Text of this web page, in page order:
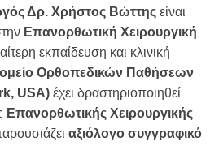
Δρ. Χρήστος Βώττης είναι
Επανορθωτική Χειρουργική
εκπαίδευση και κλινική
Ορθοπεδικών Παθήσεων
USA) έχει δραστηριοποιηθεί
Επανορθωτικής Χειρουργικής
αξιόλογο συγγραφικό